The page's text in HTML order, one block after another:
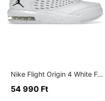
Nike Flight Origin 4 White Férfi Sportcipő
54 990 Ft